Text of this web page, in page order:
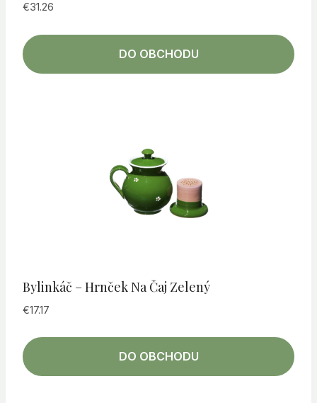
€31.26
DO OBCHODU
Bylinkáč – Hrnček Na Čaj Zelený
€17.17
DO OBCHODU